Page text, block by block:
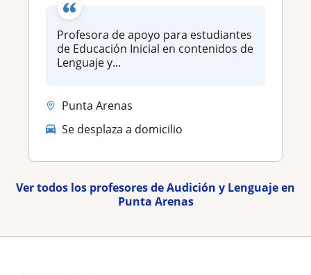
Profesora de apoyo para estudiantes
de Educación Inicial en contenidos de
Lenguaje y...
Punta Arenas
Se desplaza a domicilio
Ver todos los profesores de Audición y Lenguaje en
Punta Arenas